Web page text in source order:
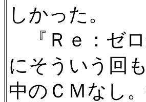
しかった。
『Ｒｅ：ゼ
にそういう回
中のＣＭなし